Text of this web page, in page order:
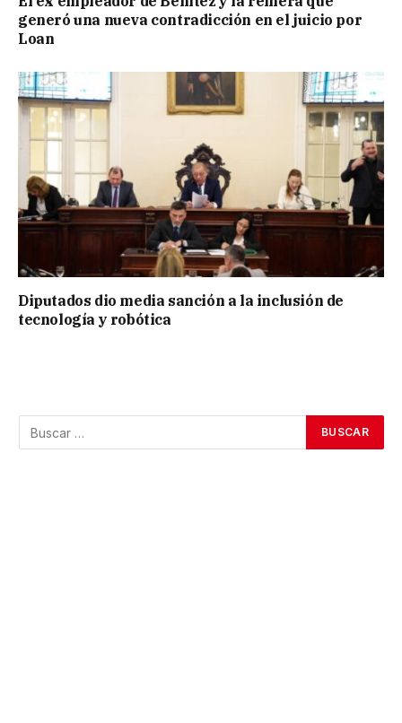
generó una nueva contradicción en el juicio por
Loan
Diputados dio media sanción a la inclusión de
tecnología y robótica